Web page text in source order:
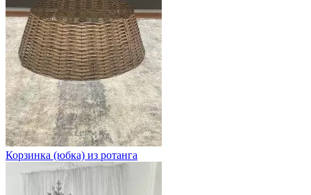
Корзинка (юбка) из ротанга